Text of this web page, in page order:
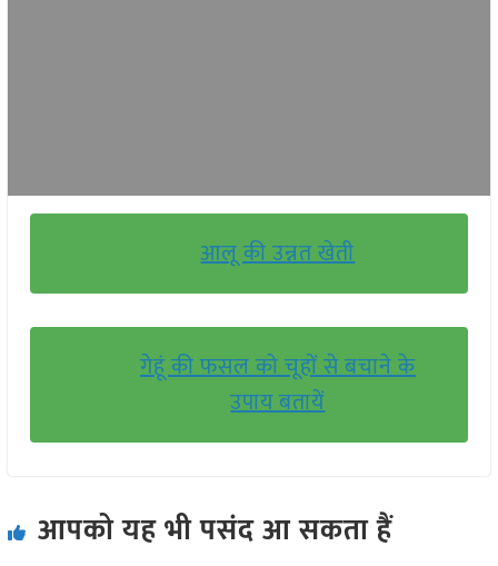
आलू की उन्नत खेती
गेहूं की फसल को चूहों से बचाने के
उपाय बतायें
आपको यह भी पसंद आ सकता हैं